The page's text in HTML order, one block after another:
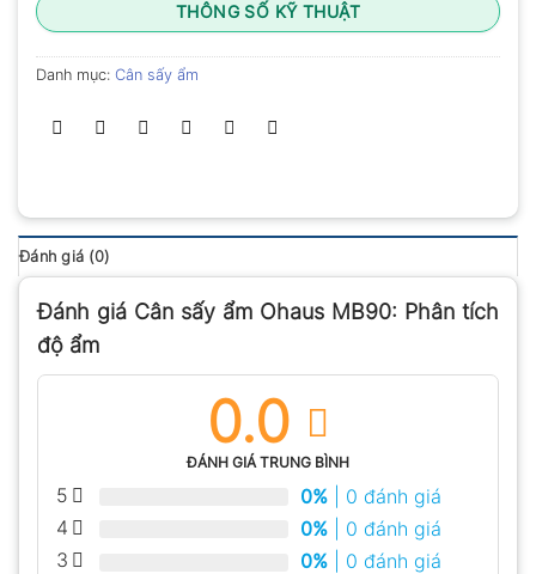
THÔNG SỐ KỸ THUẬT
Danh mục: Cân sấy ẩm
Đánh giá (0)
Đánh giá Cân sấy ẩm Ohaus MB90: Phân tích
độ ẩm
0.0
ĐÁNH GIÁ TRUNG BÌNH
5 0% | 0 đánh giá
4
0% | 0 đánh giá
3
0% | 0 đánh giá